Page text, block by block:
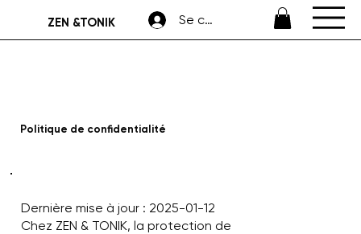
ZEN &TONIK Se connecter
Politique de confidentialité
Dernière mise à jour : 2025-01-12
Chez ZEN & TONIK, la protection de